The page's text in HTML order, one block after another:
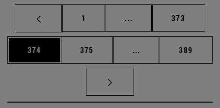
Página
1 ... Páginas intermedias
Página
373
Página
374 Página
375 ... Páginas intermedias
Página
389